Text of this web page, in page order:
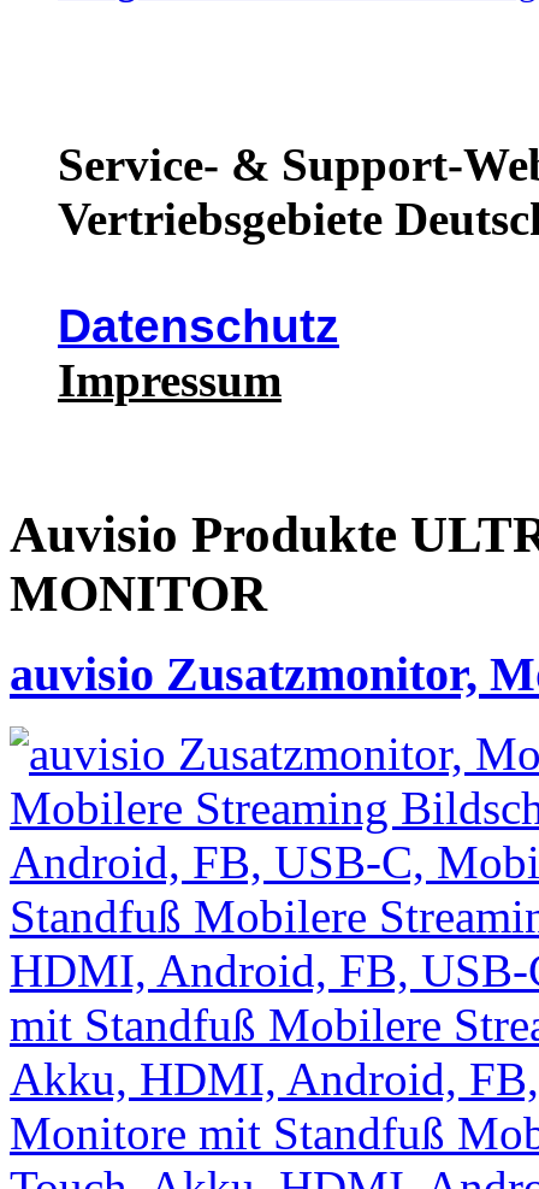
Service- & Support-
Vertriebsgebiete
Datenschutz
Impressum
Auvisio Produkte
MONITOR
auvisio Zusatzmonitor,